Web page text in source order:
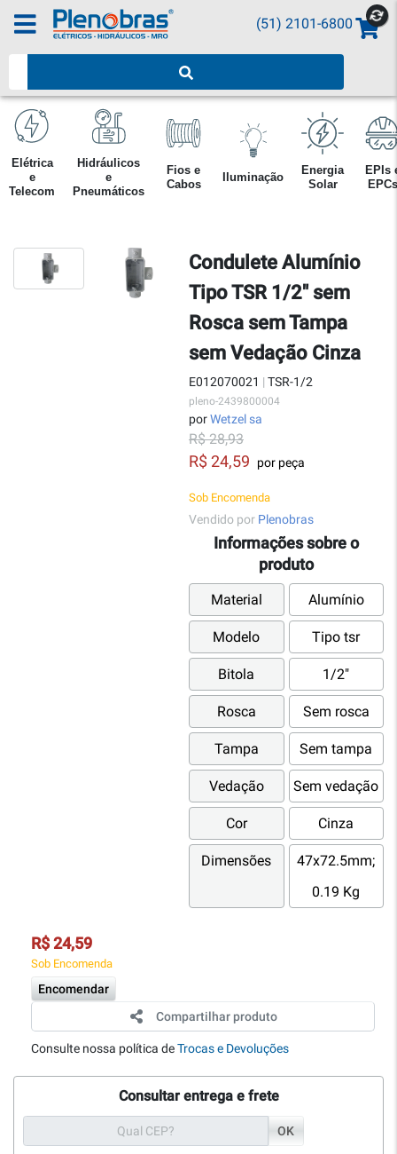
(51) 2101-6800
Elétrica
e
Telecom
Hidráulicos
e
Pneumáticos
Fios e
Cabos
Iluminação
Energia
Solar
EPIs
EPCs
Condulete Alumínio
Tipo TSR 1/2" sem
Rosca sem Tampa
sem Vedação Cinza
E012070021 | TSR-1/2
pleno-2439800004
porWetzel sa
R$ 28,93
R$ 24,59 por peça
Sob Encomenda
Vendido por Plenobras
Informações sobre o
produto
Material Alumínio
Modelo Tipo tsr
Bitola 1/2"
Rosca Sem rosca
Tampa Sem tampa
Vedação Sem vedação
Cor Cinza
Dimensões
47x72.5mm;
0.19 Kg
R$ 24,59
Sob Encomenda
Encomendar
Compartilhar produto
Consulte nossa política deTrocas e Devoluções
Consultar entrega e frete
OK